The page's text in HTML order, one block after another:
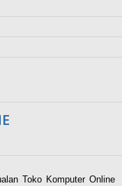
Toko Komputer Online